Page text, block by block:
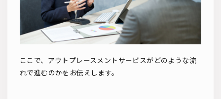
ここで、アウトプレースメントサービスがどのような流
れで進むのかをお伝えします。